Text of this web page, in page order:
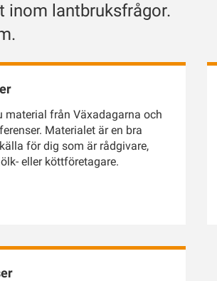
inom lantbruksfrågor.
material från Växadagarna och
Materialet är en bra
för dig som är rådgivare,
eller köttföretagare.